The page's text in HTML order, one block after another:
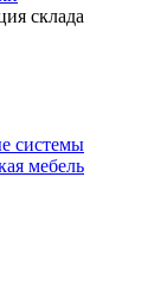
склада
системы
мебель